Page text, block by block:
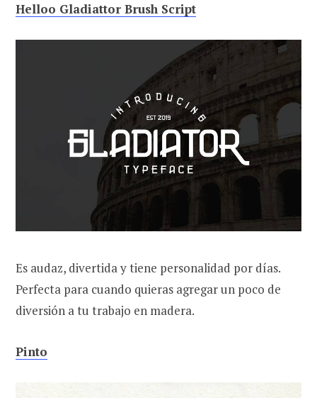
Helloo Gladiattor Brush Script
Es audaz, divertida y tiene personalidad por días.
Perfecta para cuando quieras agregar un poco de
diversión a tu trabajo en madera.
Pinto